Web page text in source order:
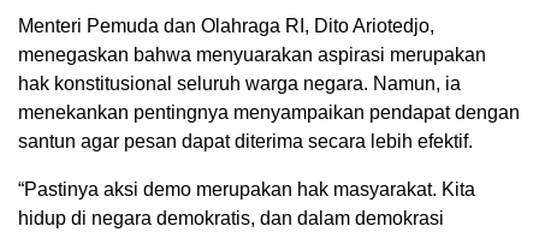
Menteri Pemuda dan Olahraga RI, Dito Ariotedjo,
menegaskan bahwa menyuarakan aspirasi merupakan
hak konstitusional seluruh warga negara. Namun, ia
menekankan pentingnya menyampaikan pendapat dengan
santun agar pesan dapat diterima secara lebih efektif.
“Pastinya aksi demo merupakan hak masyarakat. Kita
hidup di negara demokratis, dan dalam demokrasi